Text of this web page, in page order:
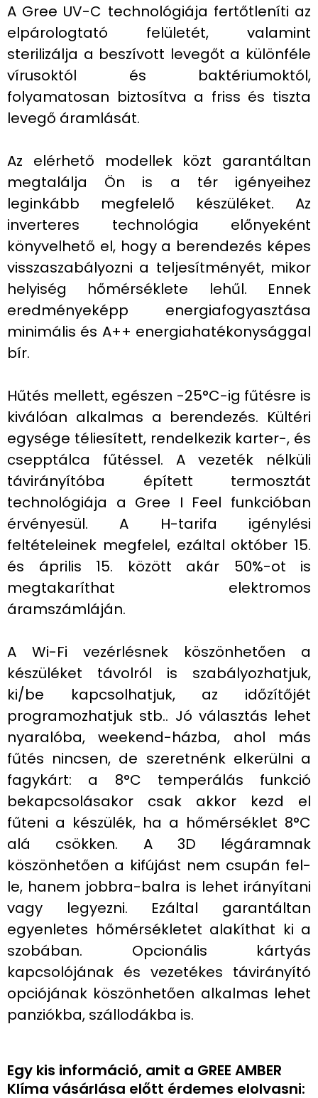
A Gree UV-C technológiája fertőtleníti az
elpárologtató felületét, valamint
sterilizálja a beszívott levegőt a különféle
vírusoktól és baktériumoktól,
folyamatosan biztosítva a friss és tiszta
levegő áramlását.
Az elérhető modellek közt garantáltan
megtalálja Ön is a tér igényeihez
leginkább megfelelő készüléket. Az
inverteres technológia előnyeként
könyvelhető el, hogy a berendezés képes
visszaszabályozni a teljesítményét, mikor
helyiség hőmérséklete lehűl. Ennek
eredményeképp energiafogyasztása
minimális és A++ energiahatékonysággal
bír.
Hűtés mellett, egészen -25°C-ig fűtésre is
kiválóan alkalmas a berendezés. Kültéri
egysége téliesített, rendelkezik karter-, és
csepptálca fűtéssel. A vezeték nélküli
távirányítóba épített termosztát
technológiája a Gree I Feel funkcióban
érvényesül. A H-tarifa igénylési
feltételeinek megfelel, ezáltal október 15.
és április 15. között akár 50%-ot is
megtakaríthat elektromos
áramszámláján.
A Wi-Fi vezérlésnek köszönhetően a
készüléket távolról is szabályozhatjuk,
ki/be kapcsolhatjuk, az időzítőjét
programozhatjuk stb.. Jó választás lehet
nyaralóba, weekend-házba, ahol más
fűtés nincsen, de szeretnénk elkerülni a
fagykárt: a 8°C temperálás funkció
bekapcsolásakor csak akkor kezd el
fűteni a készülék, ha a hőmérséklet 8°C
alá csökken. A 3D légáramnak
köszönhetően a kifújást nem csupán fel-
le, hanem jobbra-balra is lehet irányítani
vagy legyezni. Ezáltal garantáltan
egyenletes hőmérsékletet alakíthat ki a
szobában. Opcionális kártyás
kapcsolójának és vezetékes távirányító
opciójának köszönhetően alkalmas lehet
panziókba, szállodákba is.
Egy kis információ, amit a GREE AMBER
Klíma vásárlása előtt érdemes elolvasni: